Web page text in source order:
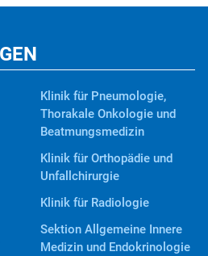
Klinik für Pneumologie,
Thorakale Onkologie und
Beatmungsmedizin
Klinik für Orthopädie und
Unfallchirurgie
Klinik für Radiologie
Sektion Allgemeine Innere
Medizin und Endokrinologie